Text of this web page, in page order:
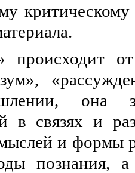
происходит
она
в связях и
и формы
познания, а